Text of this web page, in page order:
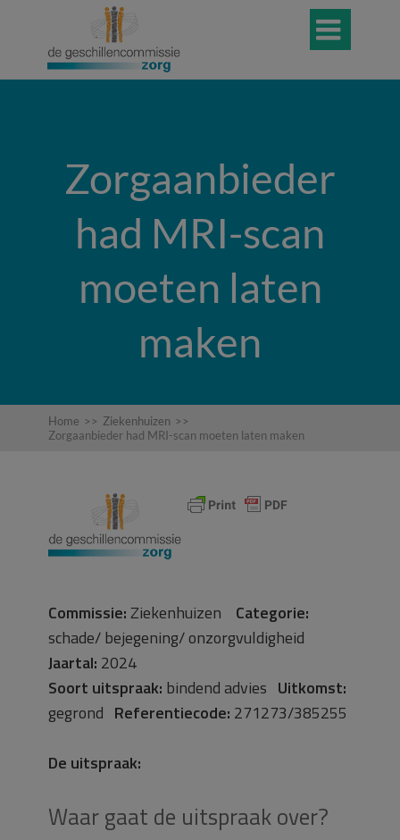

Zorgaanbieder
had MRI-scan
moeten laten
maken
Home >> Ziekenhuizen >>
Zorgaanbieder had MRI-scan moeten laten maken
Commissie:Ziekenhuizen Categorie:
schade/ bejegening/ onzorgvuldigheid
Jaartal: 2024
Soort uitspraak: bindend advies Uitkomst:
gegrond Referentiecode: 271273/385255
De uitspraak:
Waar gaat de uitspraak over?